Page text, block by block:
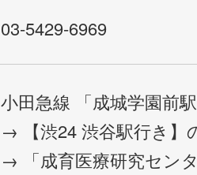
03-5429-6969
小田急線 「成城学園前
→ 【渋24 渋谷駅行き】
→ 「成育医療研究セン